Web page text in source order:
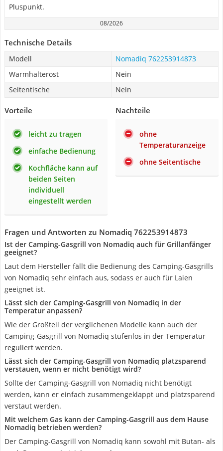
Pluspunkt.
08/2026
Technische Details
Modell
Nomadiq 762253914873
Warmhalterost
Nein
Seitentische
Nein
Vorteile
leicht zu tragen
einfache Bedienung
Kochfläche kann auf
beiden Seiten
individuell
eingestellt werden
Nachteile
ohne
Temperaturanzeige
ohne Seitentische
Fragen und Antworten zu Nomadiq 762253914873
Ist der Camping-Gasgrill von Nomadiq auch für Grillanfänger
geeignet?
Laut dem Hersteller fällt die Bedienung des Camping-Gasgrills
von Nomadiq sehr einfach aus, sodass er auch für Laien
geeignet ist.
Lässt sich der Camping-Gasgrill von Nomadiq in der
Temperatur anpassen?
Wie der Großteil der verglichenen Modelle kann auch der
Camping-Gasgrill von Nomadiq stufenlos in der Temperatur
reguliert werden.
Lässt sich der Camping-Gasgrill von Nomadiq platzsparend
verstauen, wenn er nicht benötigt wird?
Sollte der Camping-Gasgrill von Nomadiq nicht benötigt
werden, kann er einfach zusammengeklappt und platzsparend
verstaut werden.
Mit welchem Gas kann der Camping-Gasgrill aus dem Hause
Nomadiq betrieben werden?
Der Camping-Gasgrill von Nomadiq kann sowohl mit Butan- als